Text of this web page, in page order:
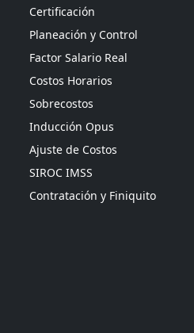
Certificación
Planeación y Control
Factor Salario Real
Costos Horarios
Sobrecostos
Inducción Opus
Ajuste de Costos
SIROC IMSS
Contratación y Finiquito